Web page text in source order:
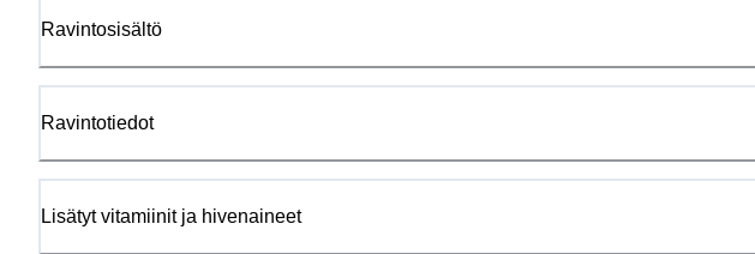
Ravintosisältö
Ravintotiedot
Lisätyt vitamiinit ja hivenaineet